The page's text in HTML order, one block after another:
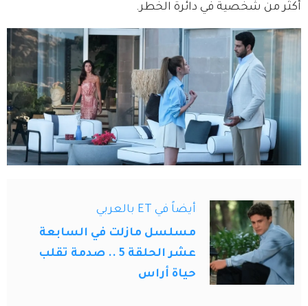
أكثر من شخصية في دائرة الخطر.
أيضاً في ET بالعربي
مسلسل مازلت في السابعة
عشر الحلقة 5 .. صدمة تقلب
حياة أراس